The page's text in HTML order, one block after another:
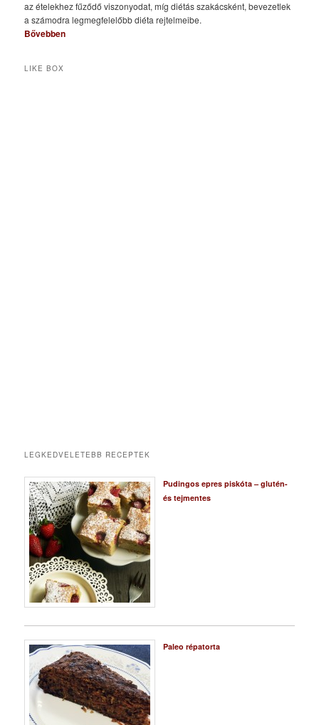
az ételekhez fűződő viszonyodat, míg diétás szakácsként, bevezetlek
a számodra legmegfelelőbb diéta rejtelmeibe.
Bővebben
LIKE BOX
LEGKEDVELETEBB RECEPTEK
Pudingos epres piskóta – glutén-
és tejmentes
Paleo répatorta